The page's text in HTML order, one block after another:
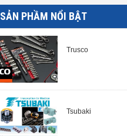
SẢN PHẦM NỔI BẬT
Trusco
Tsubaki